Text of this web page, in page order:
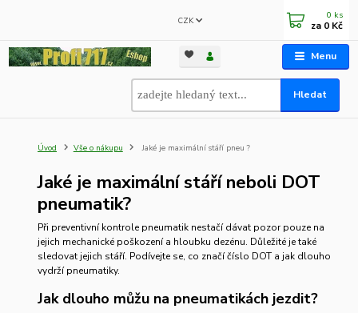
Menu
CZK
Hledat
0 ks
za 0 Kč
Úvod Vše o nákupu Jaké je maximální stáří pneu ?
Jaké je maximální stáří neboli DOT
pneumatik?
Při preventivní kontrole pneumatik nestačí dávat pozor pouze na
jejich mechanické poškození a hloubku dezénu. Důležité je také
sledovat jejich stáří. Podívejte se, co značí číslo DOT a jak dlouho
vydrží pneumatiky.
Jak dlouho můžu na pneumatikách jezdit?